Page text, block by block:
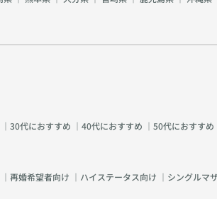
｜ 30代におすすめ ｜ 40代におすすめ ｜ 50代におすすめ
｜ 再婚希望者向け ｜ ハイステータス向け ｜ シングルマ